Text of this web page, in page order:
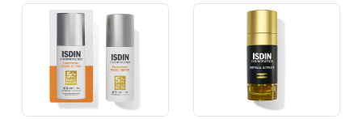
Añadir Añadir